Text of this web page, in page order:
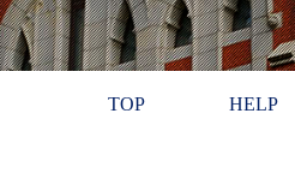
TOP HELP